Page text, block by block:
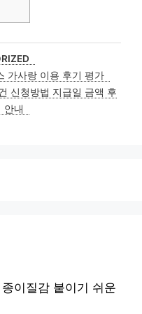
가사랑 이용 후기 평가
신청방법 지급일 금액 후
안내
이질감 붙이기 쉬운